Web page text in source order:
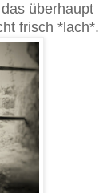
überhaupt
frisch *lach*.